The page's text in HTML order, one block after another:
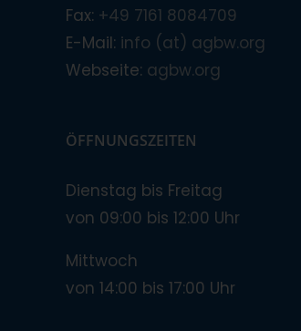
Fax: +49 7161 8084709
E-Mail: info (at) agbw.org
Webseite: agbw.org
ÖFFNUNGSZEITEN
Dienstag bis Freitag
von 09:00 bis 12:00 Uhr
Mittwoch
von 14:00 bis 17:00 Uhr